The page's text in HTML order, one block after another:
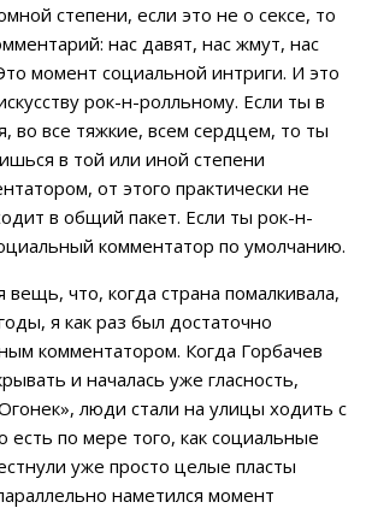
степени, если это не о сексе, то
нас давят, нас жмут, нас
момент социальной интриги. И это
рок-н-ролльному. Если ты в
во все тяжкие, всем сердцем, то ты
в той или иной степени
от этого практически не
в общий пакет. Если ты рок-н-
комментатор по умолчанию.
вещь, что, когда страна помалкивала,
я как раз был достаточно
комментатором. Когда Горбачев
и началась уже гласность,
люди стали на улицы ходить с
есть по мере того, как социальные
уже просто целые пласты
наметился момент